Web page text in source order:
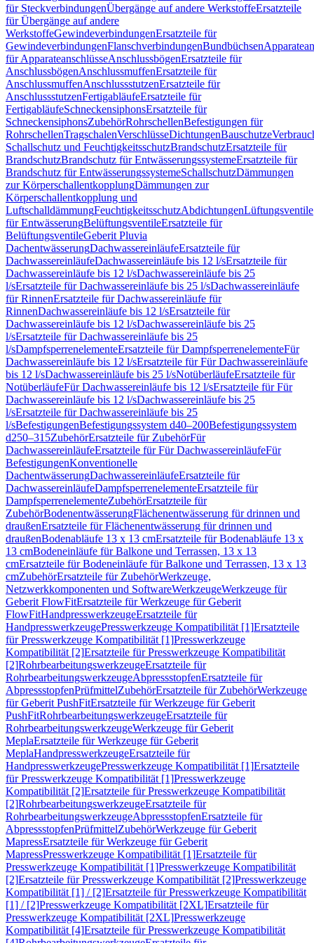
für SteckverbindungenÜbergänge auf andere WerkstoffeErsatzteile
für Übergänge auf andere
WerkstoffeGewindeverbindungenErsatzteile für
GewindeverbindungenFlanschverbindungenBundbüchsen
für ApparateanschlüsseAnschlussbögenErsatzteile für
AnschlussbögenAnschlussmuffenErsatzteile für
AnschlussmuffenAnschlussstutzenErsatzteile für
AnschlussstutzenFertigabläufeErsatzteile für
FertigabläufeSchneckensiphonsErsatzteile für
SchneckensiphonsZubehörRohrschellenBefestigungen für
RohrschellenTragschalenVerschlüsseDichtungenBauschutze
Schallschutz und FeuchtigkeitsschutzBrandschutzErsatzteile für
BrandschutzBrandschutz für EntwässerungssystemeErsatzteile für
Brandschutz für EntwässerungssystemeSchallschutzDämmungen
zur KörperschallentkopplungDämmungen zur
Körperschallentkopplung und
LuftschalldämmungFeuchtigkeitsschutzAbdichtungenLüftungsventile
für EntwässerungBelüftungsventileErsatzteile für
BelüftungsventileGeberit Pluvia
DachentwässerungDachwassereinläufeErsatzteile für
DachwassereinläufeDachwassereinläufe bis 12 l/sErsatzteile für
Dachwassereinläufe bis 12 l/sDachwassereinläufe bis 25
l/sErsatzteile für Dachwassereinläufe bis 25 l/sDachwassereinläufe
für RinnenErsatzteile für Dachwassereinläufe für
RinnenDachwassereinläufe bis 12 l/sErsatzteile für
Dachwassereinläufe bis 12 l/sDachwassereinläufe bis 25
l/sErsatzteile für Dachwassereinläufe bis 25
l/sDampfsperrenelementeErsatzteile für DampfsperrenelementeFür
Dachwassereinläufe bis 12 l/sErsatzteile für Für Dachwassereinläufe
bis 12 l/sDachwassereinläufe bis 25 l/sNotüberläufeErsatzteile für
NotüberläufeFür Dachwassereinläufe bis 12 l/sErsatzteile für Für
Dachwassereinläufe bis 12 l/sDachwassereinläufe bis 25
l/sErsatzteile für Dachwassereinläufe bis 25
l/sBefestigungenBefestigungssystem d40–200Befestigungssystem
d250–315ZubehörErsatzteile für ZubehörFür
DachwassereinläufeErsatzteile für Für DachwassereinläufeFür
BefestigungenKonventionelle
DachentwässerungDachwassereinläufeErsatzteile für
DachwassereinläufeDampfsperrenelementeErsatzteile für
DampfsperrenelementeZubehörErsatzteile für
ZubehörBodenentwässerungFlächenentwässerung für drinnen und
draußenErsatzteile für Flächenentwässerung für drinnen und
draußenBodenabläufe 13 x 13 cmErsatzteile für Bodenabläufe 13 x
13 cmBodeneinläufe für Balkone und Terrassen, 13 x 13
cmErsatzteile für Bodeneinläufe für Balkone und Terrassen, 13 x 13
cmZubehörErsatzteile für ZubehörWerkzeuge,
Netzwerkkomponenten und SoftwareWerkzeugeWerkzeuge für
Geberit FlowFitErsatzteile für Werkzeuge für Geberit
FlowFitHandpresswerkzeugeErsatzteile für
HandpresswerkzeugePresswerkzeuge Kompatibilität [1]Ersatzteile
für Presswerkzeuge Kompatibilität [1]Presswerkzeuge
Kompatibilität [2]Ersatzteile für Presswerkzeuge Kompatibilität
[2]RohrbearbeitungswerkzeugeErsatzteile für
RohrbearbeitungswerkzeugeAbpressstopfenErsatzteile für
AbpressstopfenPrüfmittelZubehörErsatzteile für ZubehörWerkzeuge
für Geberit PushFitErsatzteile für Werkzeuge für Geberit
PushFitRohrbearbeitungswerkzeugeErsatzteile für
RohrbearbeitungswerkzeugeWerkzeuge für Geberit
MeplaErsatzteile für Werkzeuge für Geberit
MeplaHandpresswerkzeugeErsatzteile für
HandpresswerkzeugePresswerkzeuge Kompatibilität [1]Ersatzteile
für Presswerkzeuge Kompatibilität [1]Presswerkzeuge
Kompatibilität [2]Ersatzteile für Presswerkzeuge Kompatibilität
[2]RohrbearbeitungswerkzeugeErsatzteile für
RohrbearbeitungswerkzeugeAbpressstopfenErsatzteile für
AbpressstopfenPrüfmittelZubehörWerkzeuge für Geberit
MapressErsatzteile für Werkzeuge für Geberit
MapressPresswerkzeuge Kompatibilität [1]Ersatzteile für
Presswerkzeuge Kompatibilität [1]Presswerkzeuge Kompatibilität
[2]Ersatzteile für Presswerkzeuge Kompatibilität [2]Presswerkzeuge
Kompatibilität [1] / [2]Ersatzteile für Presswerkzeuge Kompatibilität
[1] / [2]Presswerkzeuge Kompatibilität [2XL]Ersatzteile für
Presswerkzeuge Kompatibilität [2XL]Presswerkzeuge
Kompatibilität [4]Ersatzteile für Presswerkzeuge Kompatibilität